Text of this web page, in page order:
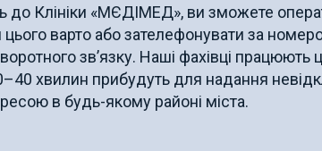
до Клініки «МЄДІМЕД», ви зможете
варто або зателефонувати за
зв’язку. Наші фахівці
хвилин прибудуть для надання
в будь-якому районі міста.